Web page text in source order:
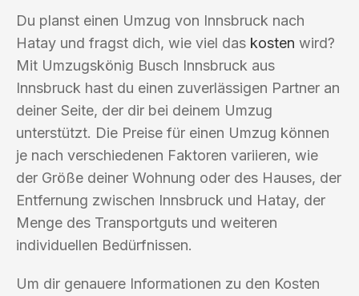
Du planst einen Umzug von Innsbruck nach
Hatay und fragst dich, wie viel das kosten wird?
Mit Umzugskönig Busch Innsbruck aus
Innsbruck hast du einen zuverlässigen Partner an
deiner Seite, der dir bei deinem Umzug
unterstützt. Die Preise für einen Umzug können
je nach verschiedenen Faktoren variieren, wie
der Größe deiner Wohnung oder des Hauses, der
Entfernung zwischen Innsbruck und Hatay, der
Menge des Transportguts und weiteren
individuellen Bedürfnissen.
Um dir genauere Informationen zu den Kosten